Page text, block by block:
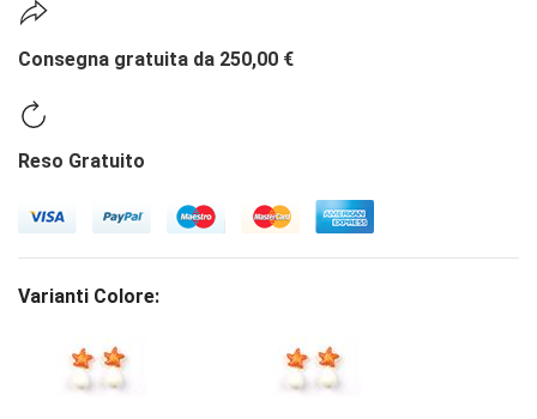
Consegna gratuita da 250,00 €
Reso Gratuito
Varianti Colore: